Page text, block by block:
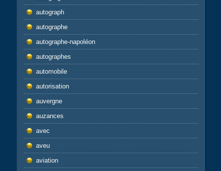
autograph
autographe
autographe-napoléon
autographes
automobile
autorisation
auvergne
auzances
avec
aveu
aviation